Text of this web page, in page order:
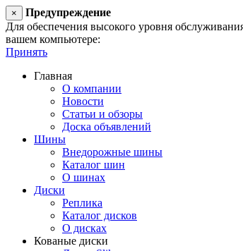
×
Предупреждение
Для обеспечения высокого уровня
вашем компьютере:
Принять
Главная
О компании
Новости
Статьи и обзоры
Доска объявлений
Шины
Внедорожные шины
Каталог шин
О шинах
Диски
Реплика
Каталог дисков
О дисках
Кованые диски